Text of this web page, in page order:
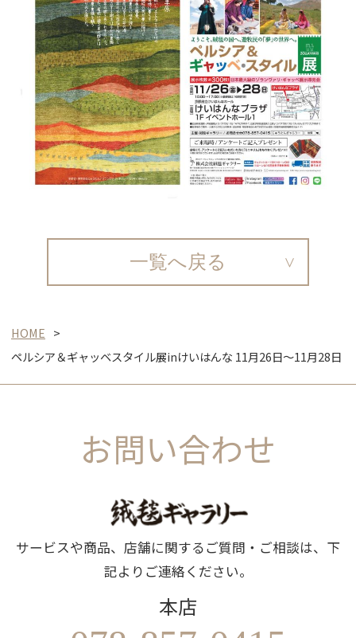
一覧へ戻る
HOME
ペルシア＆ギャッベスタイル展inけいはんな 11月26日～11月28日
お問い合わせ
サービスや商品、店舗に関するご質問・ご相談は、下
記よりご連絡ください。
本店